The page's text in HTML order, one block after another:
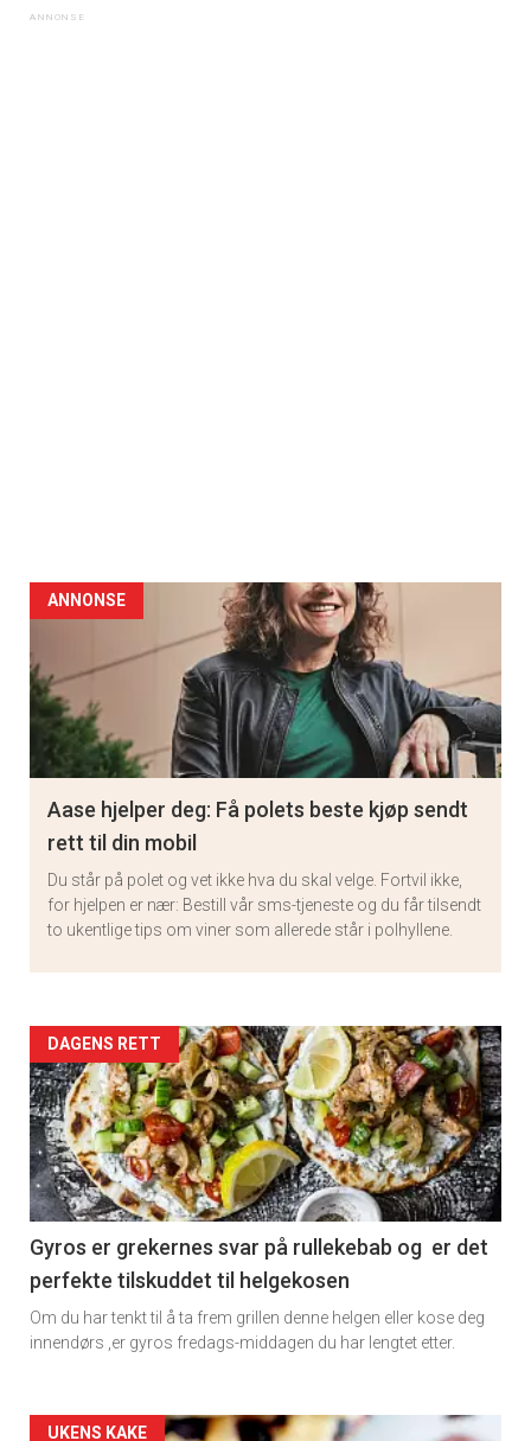
ANNONSE
Aase hjelper deg: Få polets beste kjøp sendt
rett til din mobil
Du står på polet og vet ikke hva du skal velge. Fortvil ikke,
for hjelpen er nær: Bestill vår sms-tjeneste og du får tilsendt
to ukentlige tips om viner som allerede står i polhyllene.
Artikler
detail
-
section
11
DAGENS RETT
Gyros er grekernes svar på rullekebab og er det
perfekte tilskuddet til helgekosen
Om du har tenkt til å ta frem grillen denne helgen eller kose deg
innendørs ,er gyros fredags-middagen du har lengtet etter.
UKENS KAKE